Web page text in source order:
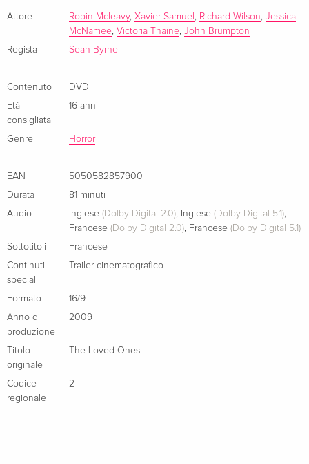
Francese
Attore Robin Mcleavy, Xavier Samuel , Richard Wilson, Jessica
McNamee, Victoria Thaine, John Brumpton
Regista
Sean Byrne
Contenuto
DVD
Età
consigliata
16 anni
Genre Horror
EAN
5050582857900
Durata
81 minuti
Audio
Inglese (Dolby Digital 2.0), Inglese (Dolby Digital 5.1),
Francese (Dolby Digital 2.0), Francese (Dolby Digital 5.1)
Sottotitoli
Francese
Continuti
speciali
Trailer cinematografico
Formato
16/9
Anno di
produzione
2009
Titolo
originale
The Loved Ones
Codice
regionale
2